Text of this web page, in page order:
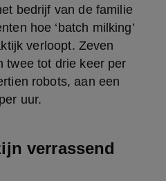
bedrijf van de familie
hoe ‘batch milking’
verloopt. Zeven
twee tot drie keer per
robots, aan een
uur.
verrassend